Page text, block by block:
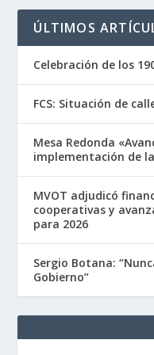
ÚLTIMOS
Celebración de los
FCS: Situación de
Mesa Redonda
implementación de
MVOT adjudicó
cooperativas y
para 2026
Sergio Botana:
Gobierno”